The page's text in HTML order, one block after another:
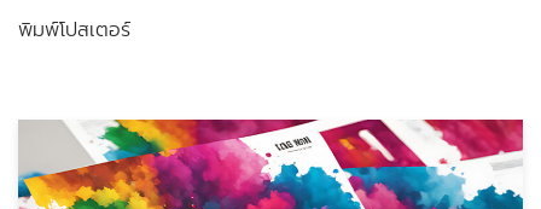
พิมพ์โปสเตอร์